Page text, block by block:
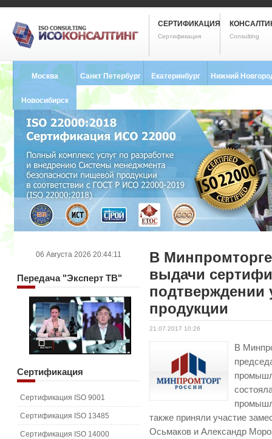
СЕРТИФИКАЦИЯ
Сертификация Consulting
Москва Санкт Петербург
8 (812) 748-2493
Екатеринбург
8 (343) 237-2593
Нижний
Новосибирск
8 (383) 227-8449
В
выдачи
подтверждении
продукции
21.07.2017 10:26
В
также приняли участие
Осьмаков и Александр
06 Августа 2026 20:44:11
Передача"Эксперт ТВ"
Сертификация
Сертификация ISO 9001
Сертификация ISO 13485
Сертификация ISO 14000